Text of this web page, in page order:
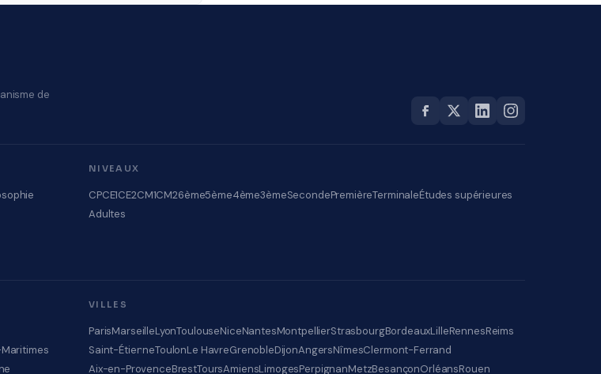
de
NIVEAUX
CPCE1CE2CM1CM26ème5ème4ème3èmeSecondePremièreTerminaleÉtudes supérieures
Adultes
VILLES
ParisMarseilleLyonToulouseNiceNantesMontpellierStrasbourgBordeauxLilleRennesReims
Saint-ÉtienneToulonLe HavreGrenobleDijonAngersNîmesClermont-Ferrand
Aix-en-ProvenceBrestToursAmiensLimogesPerpignanMetzBesançonOrléansRouen